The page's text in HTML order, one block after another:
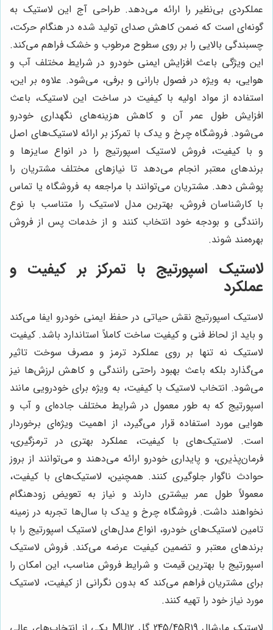
عملکردی بی‌نظیر را ارائه می‌دهد. طراحی آج این لاستیک به
گونه‌ای است که ضمن کاهش صدای تولید شده در هنگام حرکت،
چسبندگی بالایی را بر روی سطوح مرطوب و خشک فراهم می‌کند.
این ویژگی باعث افزایش ایمنی خودرو در شرایط مختلف آب و
هوایی، به ویژه در فصول بارانی و برفی، می‌شود. علاوه بر این،
استفاده از مواد اولیه با کیفیت در ساخت این لاستیک، باعث
افزایش طول عمر آن و کاهش هزینه‌های نگهداری خودرو
می‌شود. فروشگاه چرخ و یدک با تمرکز بر ارائه لاستیک‌های اصل
و با کیفیت، فروش لاستیک اسپورتیج را در انواع سایزها و
برندهای معتبر انجام می‌دهد تا نیازهای مختلف مشتریان را
پوشش دهد. مشتریان می‌توانند با مراجعه به فروشگاه یا تماس
با کارشناسان فروش، بهترین مدل لاستیک را متناسب با نوع
رانندگی و بودجه خود انتخاب کنند و از خدمات پس از فروش
بهره‌مند شوند.
لاستیک اسپورتیج با تمرکز بر کیفیت و
عملکرد
لاستیک اسپورتیج نقش حیاتی در حفظ ایمنی خودرو ایفا می‌کند
و باید از لحاظ فنی و کیفیت ساخت کاملاً استاندارد باشد. کیفیت
لاستیک نه تنها بر روی عملکرد ترمز و مصرف سوخت تاثیر
می‌گذارد بلکه باعث بهبود راحتی رانندگی و کاهش لرزش‌ها نیز
می‌شود. انتخاب لاستیک با کیفیت، به ویژه برای خودرویی مانند
اسپورتیج که به طور معمول در شرایط مختلف جاده‌ای و آب و
هوایی مورد استفاده قرار می‌گیرد، از اهمیت ویژه‌ای برخوردار
است. لاستیک‌های با کیفیت، عملکرد بهتری در ترمزگیری،
فرمان‌پذیری، و پایداری خودرو ارائه می‌دهند و می‌توانند از بروز
حوادث ناگوار جلوگیری کنند. همچنین، لاستیک‌های با کیفیت،
معمولاً طول عمر بیشتری دارند و نیاز به تعویض زودهنگام
نخواهند داشت. فروشگاه چرخ و یدک با سال‌ها تجربه در زمینه
تامین لاستیک‌های خودرو، انواع مدل‌های لاستیک اسپورتیج را با
برندهای معتبر و تضمین کیفیت عرضه می‌کند. فروش لاستیک
اسپورتیج با بهترین قیمت و شرایط فروش مناسب، این امکان را
برای مشتریان فراهم می‌کند که بدون نگرانی از کیفیت، لاستیک
مورد نیاز خود را تهیه کنند.